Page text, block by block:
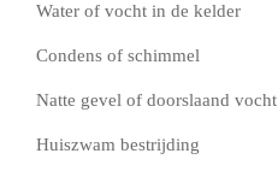
Water of vocht in de kelder
Condens of schimmel
Natte gevel of doorslaand vocht
Huiszwam bestrijding